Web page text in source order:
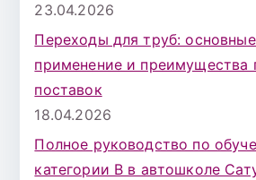
23.04.2026
Переходы для труб:
применение и преимущества
поставок
18.04.2026
Полное руководство по
категории B в автошколе